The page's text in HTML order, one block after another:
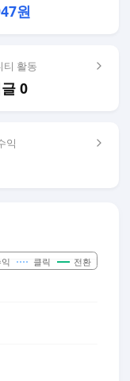
원
티 활동
0
익